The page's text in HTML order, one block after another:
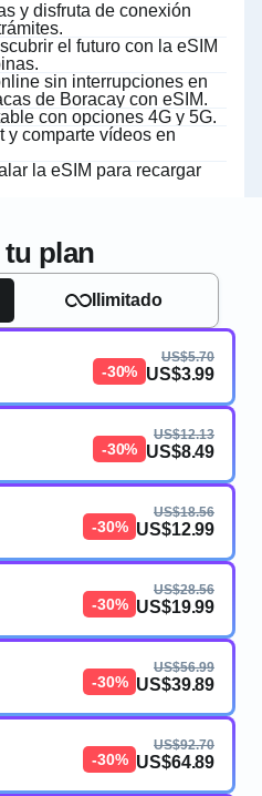
y disfruta de conexión
el futuro con la eSIM
sin interrupciones en
de Boracay con eSIM.
con opciones 4G y 5G.
y comparte vídeos en
la eSIM para recargar
tu plan
Ilimitado
-30%
US$5.70
US$3.99
-30%
US$12.13
US$8.49
-30%
US$18.56
US$12.99
-30%
US$28.56
US$19.99
-30%
US$56.99
US$39.89
-30%
US$92.70
US$64.89